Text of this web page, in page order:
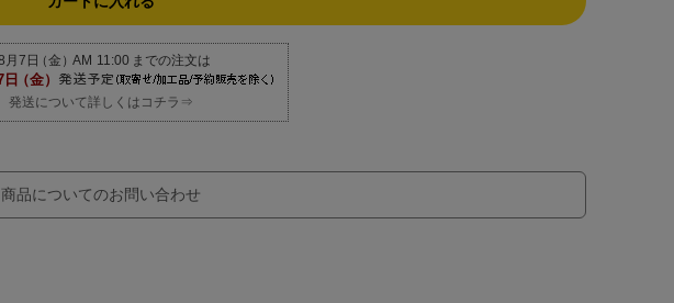
発送について詳しくはコチラ⇒
商品についてのお問い合わせ